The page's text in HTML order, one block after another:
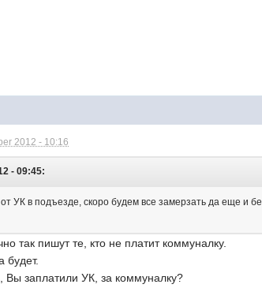
2012 - 10:16
- 09:45:
УК в подъезде, скоро будем все замерзать да еще и
так пишут те, кто не платит коммуналку.
будет.
Вы заплатили УК, за коммуналку?